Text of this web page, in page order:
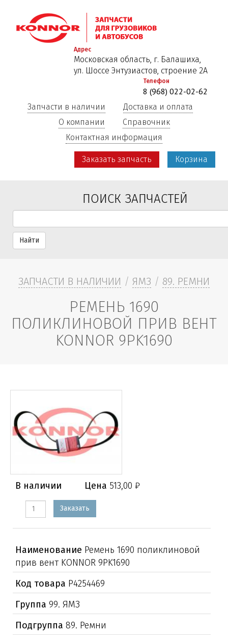
к
основному
Адрес
Московская область, г. Балашиха,
ул. Шоссе Энтузиастов, строение 2А
Телефон
8 (968) 022-02-62
Запчасти в наличии
Доставка и оплата
О компании
Справочник
Контактная информация
Заказать запчасть Корзина
ПОИСК ЗАПЧАСТЕЙ
Найти
ЗАПЧАСТИ В НАЛИЧИИ / ЯМЗ / 89. РЕМНИ
РЕМЕНЬ 1690
ПОЛИКЛИНОВОЙ ПРИВ ВЕНТ
KONNOR 9PK1690
В наличии Цена 513,00 ₽
Заказать
Наименование Ремень 1690 поликлиновой
прив вент KONNOR 9PK1690
Код товара Р4254469
Группа 99. ЯМЗ
Подгруппа 89. Ремни